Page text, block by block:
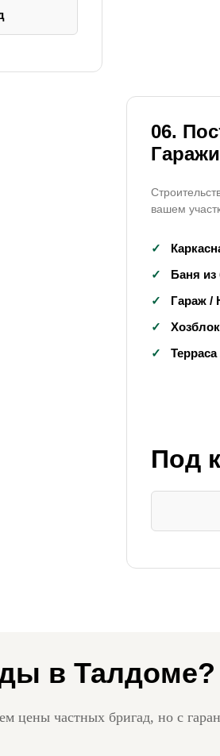
06.
вашем
✓
✓
Баня из
✓
Гараж /
✓
✓
Под
в Талдоме?
цены частных бригад, но с